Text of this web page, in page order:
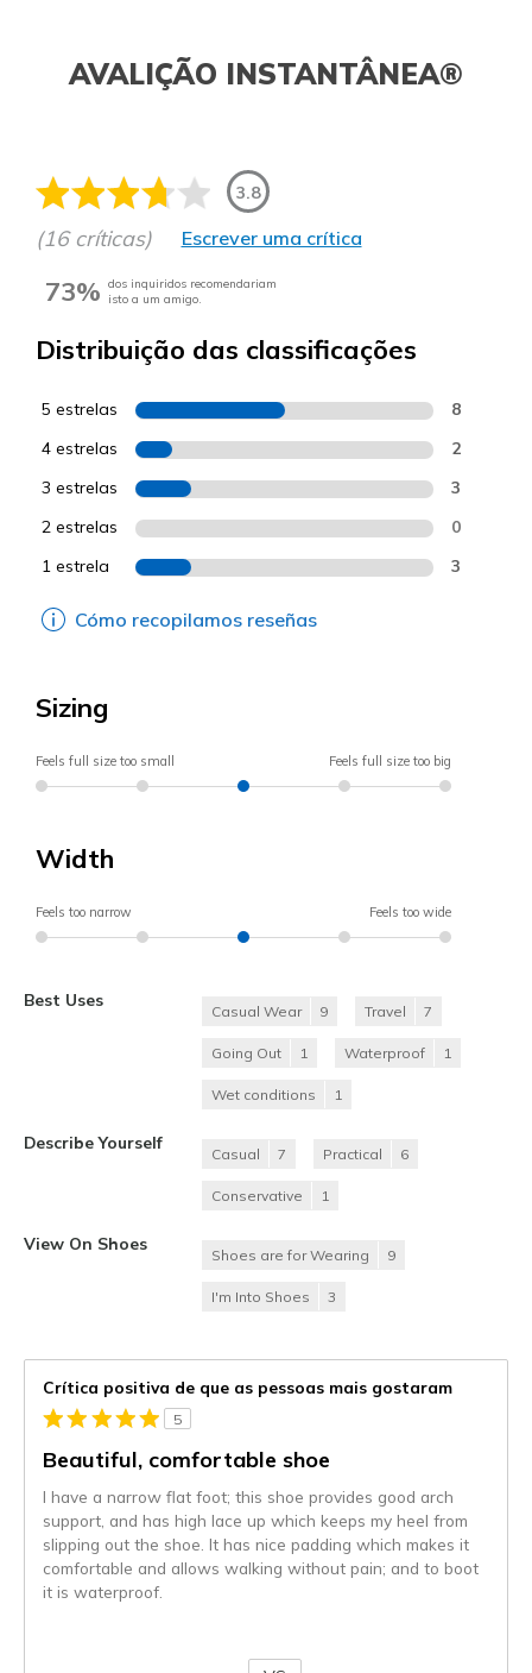
AVALIÇÃO INSTANTÂNEA®
3.8
(16 críticas) Escrever uma crítica
73% dos inquiridos recomendariam
isto a um amigo.
Distribuição das classificações
5 estrelas 8
4 estrelas 2
3 estrelas 3
2 estrelas 0
1 estrela 3
Cómo recopilamos reseñas
Sizing
Feels full size too small Feels full size too big
Width
Feels too narrow Feels too wide
Best Uses
Casual Wear 9 Travel 7
Going Out 1 Waterproof 1
Wet conditions 1
Describe Yourself
Casual 7 Practical 6
Conservative 1
View On Shoes
Shoes are for Wearing 9
I'm Into Shoes 3
Crítica positiva de que as pessoas mais gostaram
5
Beautiful, comfortable shoe
I have a narrow flat foot; this shoe provides good arch
support, and has high lace up which keeps my heel from
slipping out the shoe. It has nice padding which makes it
comfortable and allows walking without pain; and to boot
it is waterproof.